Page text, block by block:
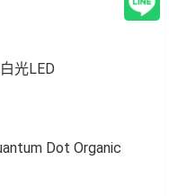
光LED
Dot Organic